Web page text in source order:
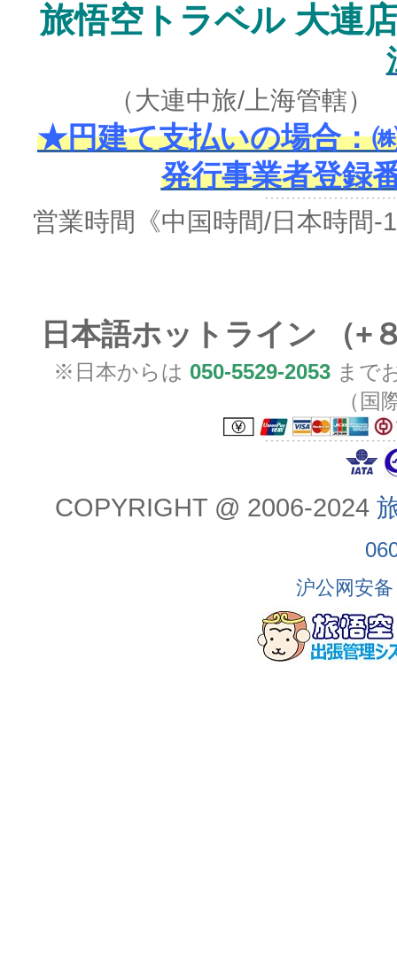
旅悟空トラベル 大連
（大連中旅/上海管轄
★円建て支払いの場合：
発行事業者登録
営業時間 《中国時間/日本時間-
日本語ホットライン （+
※日本からは 050-5529-2053 まで
（国
COPYRIGHT @ 2006-2024
沪公网安